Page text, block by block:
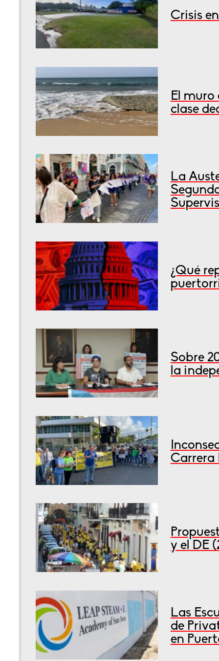
Crisis
El muro
clase
La
¿Qué
Sobre
la
Carrera
y el DE
Las
de
en